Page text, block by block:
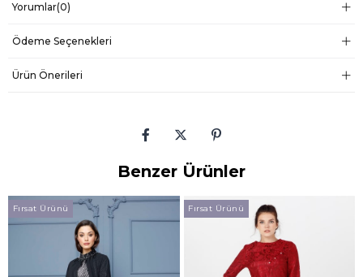
Yorumlar(0)
Ödeme Seçenekleri
Ürün Önerileri
Benzer Ürünler
Fırsat Ürünü Fırsat Ürünü